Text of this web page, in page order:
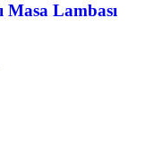
Lambası